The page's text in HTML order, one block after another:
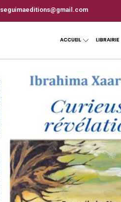
seguimaeditions@gmail.com
ACCUEIL LIBRAIRIE